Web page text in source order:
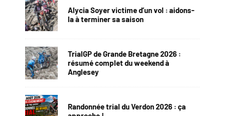
Alycia Soyer victime d’un vol : aidons-
la à terminer sa saison
TrialGP de Grande Bretagne 2026 :
résumé complet du weekend à
Anglesey
Randonnée trial du Verdon 2026 : ça